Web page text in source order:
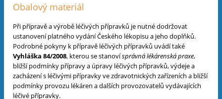
Obalový materiál
Při přípravě a výrobě léčivých přípravků je nutné dodržovat
ustanovení platného vydání Českého lékopisu a jeho doplňků.
Podrobné pokyny k přípravě léčivých přípravků uvádí také
Vyhláška 84/2008, kterou se stanovísprávná lékárenská praxe,
bližší podmínky přípravy a úpravy léčivých přípravků, výdeje a
zacházení s léčivými přípravky ve zdravotnických zařízeních a bližší
podmínky provozu lékáren a dalších provozovatelů vydávajících
léčivé přípravky.